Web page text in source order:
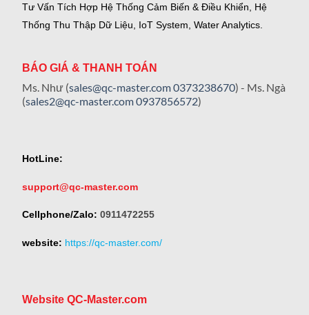
Tư Vấn Tích Hợp Hệ Thống Cảm Biến & Điều Khiển, Hệ
Thống Thu Thập Dữ Liệu, IoT System, Water Analytics.
BÁO GIÁ & THANH TOÁN
Ms. Như (sales@qc-master.com0373238670) - Ms. Ngà
(sales2@qc-master.com0937856572)
HotLine:
support@qc-master.com
Cellphone/Zalo: 0911472255
website: https://qc-master.com/
Website QC-Master.com